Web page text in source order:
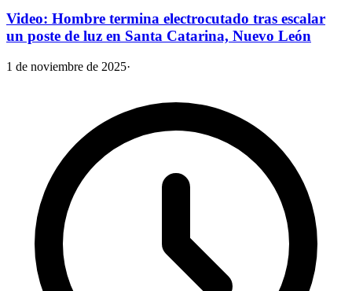
Video: Hombre termina electrocutado tras escalar
un poste de luz en Santa Catarina, Nuevo León
1 de noviembre de 2025·